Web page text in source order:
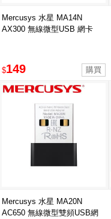
Mercusys 水星 MA14N
AX300 無線微型USB 網卡
$149
Mercusys 水星 MA20N
AC650 無線微型雙頻USB網